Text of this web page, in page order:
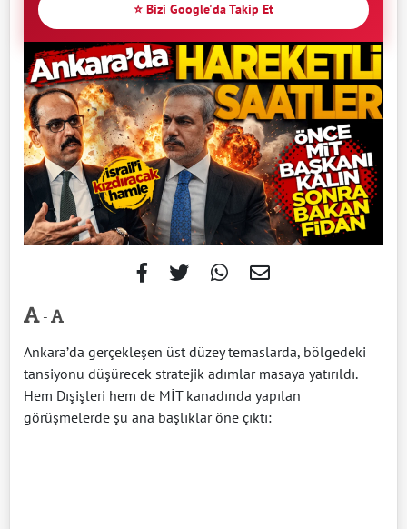
⭐ Bizi Google'da Takip Et
-
Ankara’da gerçekleşen üst düzey temaslarda, bölgedeki
tansiyonu düşürecek stratejik adımlar masaya yatırıldı.
Hem Dışişleri hem de MİT kanadında yapılan
görüşmelerde şu ana başlıklar öne çıktı: